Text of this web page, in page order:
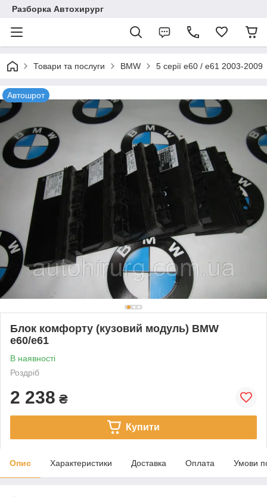
Разборка Автохирург
Товари та послуги BMW 5 серії e60 / e61 2003-2009
Автошрот
Блок комфорту (кузовий модуль) BMW
e60/e61
В наявності
Роздріб
2 238 ₴
Купити
Опис Характеристики Доставка Оплата Умови